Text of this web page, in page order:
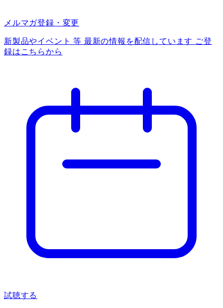
メルマガ登録・変更
新製品やイベント 等 最新の情報を配信しています ご登
録はこちらから
試聴する